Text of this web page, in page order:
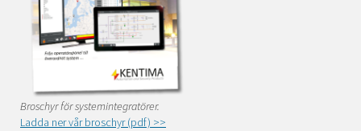
Broschyr för systemintegratörer.
Ladda ner vår broschyr (pdf) >>